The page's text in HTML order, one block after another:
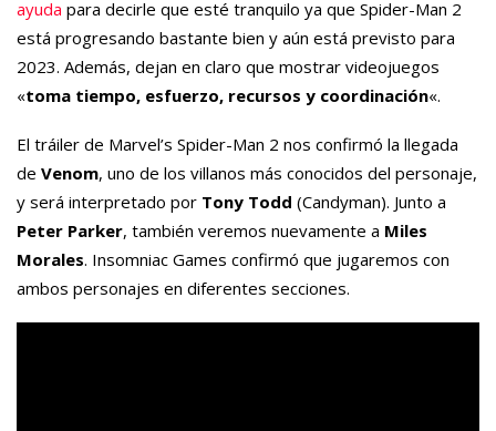
ayuda para decirle que esté tranquilo ya que Spider-Man 2
está progresando bastante bien y aún está previsto para
2023. Además, dejan en claro que mostrar videojuegos
«toma tiempo, esfuerzo, recursos y coordinación«.
El tráiler de Marvel’s Spider-Man 2 nos confirmó la llegada
de Venom, uno de los villanos más conocidos del personaje,
y será interpretado por Tony Todd (Candyman). Junto a
Peter Parker, también veremos nuevamente a Miles
Morales. Insomniac Games confirmó que jugaremos con
ambos personajes en diferentes secciones.